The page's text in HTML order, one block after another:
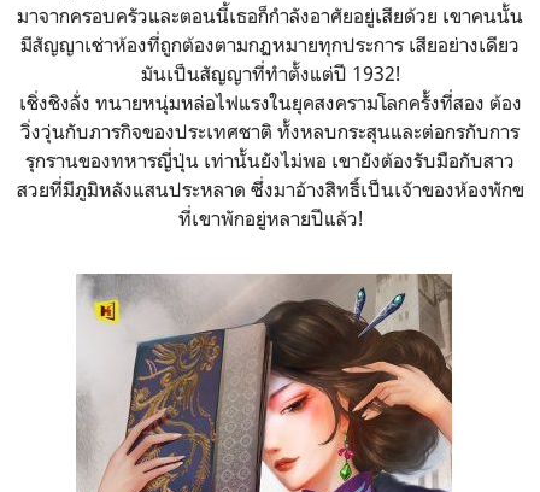
มาจากครอบครัวและตอนนี้เธอก็กำลังอาศัยอยู่เสียด้วย เขาคนนั้น
มีสัญญาเช่าห้องที่ถูกต้องตามกฏหมายทุกประการ เสียอย่างเดียว
มันเป็นสัญญาที่ทำตั้งแต่ปี 1932!
เชิ่งชิงลั่ง ทนายหนุ่มหล่อไฟแรงในยุคสงครามโลกครั้งที่สอง ต้อง
วิ่งวุ่นกับภารกิจของประเทศชาติ ทั้งหลบกระสุนและต่อกรกับการ
รุกรานของทหารญี่ปุ่น เท่านั้นยังไม่พอ เขายังต้องรับมือกับสาว
สวยที่มีภูมิหลังแสนประหลาด ซึ่งมาอ้างสิทธิ์เป็นเจ้าของห้องพักข
ที่เขาพักอยู่หลายปีแล้ว!